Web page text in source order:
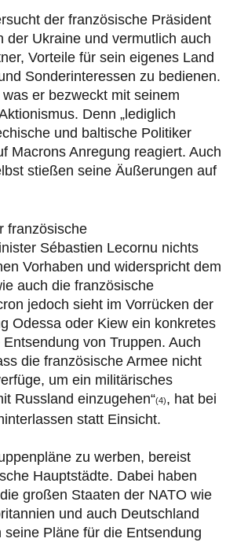
der französische Präsident
der Ukraine und vermutlich auch
Vorteile für sein eigenes Land
Sonderinteressen zu bedienen.
er bezweckt mit seinem
Denn „lediglich
und baltische Politiker
Macrons Anregung reagiert. Auch
stießen seine Äußerungen auf
französische
Sébastien Lecornu nichts
Vorhaben und widerspricht dem
auch die französische
jedoch sieht im Vorrücken der
Odessa oder Kiew ein konkretes
von Truppen. Auch
die französische Armee nicht
um ein militärisches
Russland einzugehen“(4), hat bei
statt Einsicht.
zu werben, bereist
Hauptstädte. Dabei haben
großen Staaten der NATO wie
und auch Deutschland
seine Pläne für die Entsendung